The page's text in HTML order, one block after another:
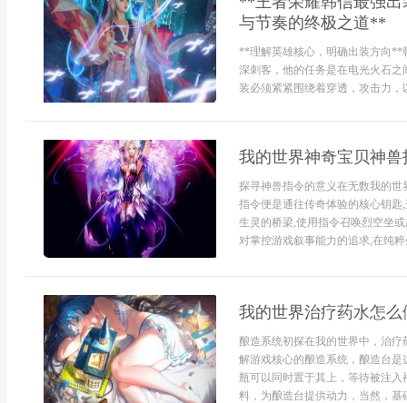
与节奏的终极之道**
**理解英雄核心，明确出装方向**
深刺客，他的任务是在电光火石
装必须紧紧围绕着穿透，攻击力，
我的世界神奇宝贝神
探寻神兽指令的意义在无数我的
指令便是通往传奇体验的核心钥
生灵的桥梁,使用指令召唤烈空坐
对掌控游戏叙事能力的追求,在纯
我的世界治疗药水怎
酿造系统初探在我的世界中，治
解游戏核心的酿造系统，酿造台
瓶可以同时置于其上，等待被注
料，为酿造台提供动力，当然，